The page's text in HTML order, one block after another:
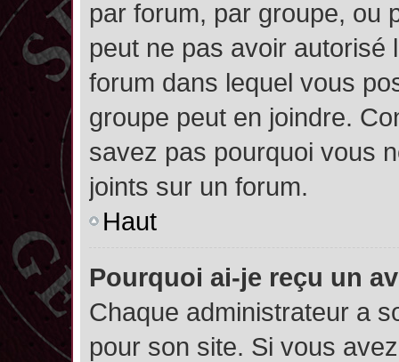
par forum, par groupe, ou
peut ne pas avoir autorisé
forum dans lequel vous
groupe peut en joindre.
savez pas pourquoi vous
joints sur un forum.
Haut
Pourquoi ai-je reçu un
Chaque administrateur a
pour son site. Si vous